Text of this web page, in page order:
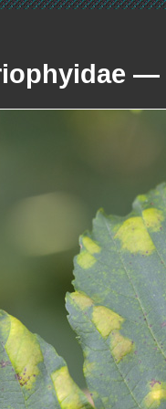
—